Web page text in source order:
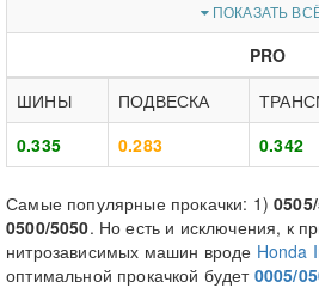
ПОКАЗАТЬ
PRO
ШИНЫ
ПОДВЕСКА
0.335
0.283 0.342
Самые популярные прокачки: 1)
0500/5050. Но есть и исключения, к
нитрозависимых машин вроде Honda
оптимальной прокачкой будет 0005/